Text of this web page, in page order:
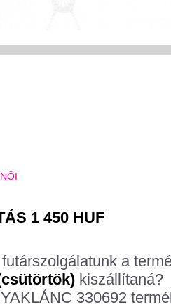
NŐI
1 450 HUF
a
kiszállítaná?
330692